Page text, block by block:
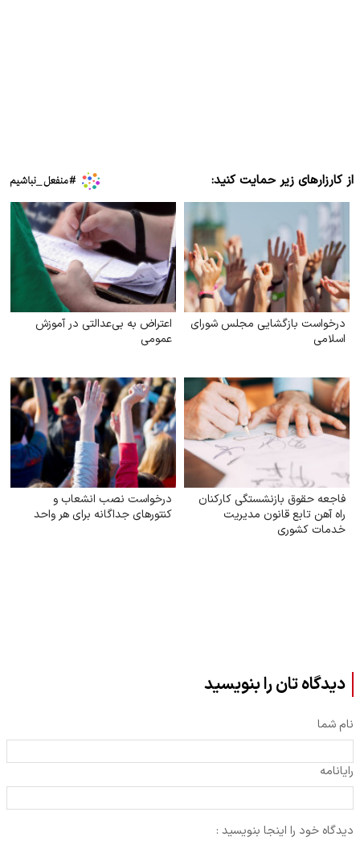
از کارزارهای زیر حمایت کنید:
درخواست بازگشایی مجلس شورای
اسلامی
اعتراض به بی‌عدالتی در آموزش
عمومی
فاجعه حقوق بازنشستگی کارکنان
راه آهن تابع قانون مدیریت
خدمات کشوری
درخواست نصب انشعاب و
کنتورهای جداگانه برای هر واحد
دیدگاه تان را بنویسید
نام شما
رایانامه
دیدگاه خود را اینجا بنویسید :